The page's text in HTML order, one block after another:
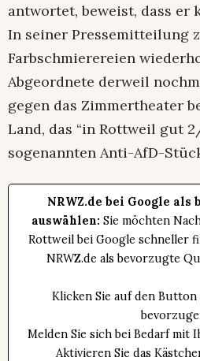
antwortet, beweist, dass er
In seiner Pressemitteilung
Farbschmierereien
Abgeordnete derweil
gegen das Zimmertheater
Land, das “in Rottweil gut
sogenannten Anti-AfD-
NRWZ.de bei Google als
auswählen: Sie möchten
Rottweil bei Google schneller
NRWZ.de als bevorzugte
Klicken Sie auf den Button
Melden Sie sich bei Bedarf mit
Aktivieren Sie das